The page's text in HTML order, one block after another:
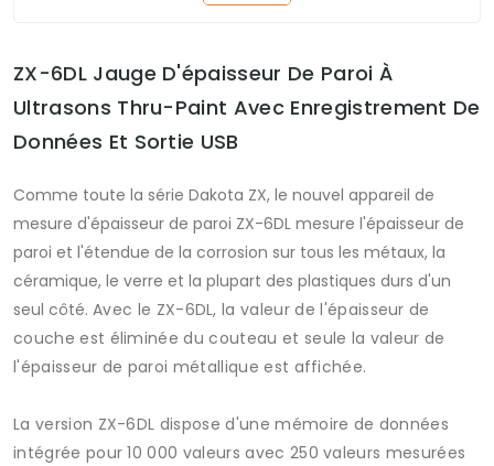
ZX-6DL Jauge D'épaisseur De Paroi À
Ultrasons Thru-Paint Avec Enregistrement De
Données Et Sortie USB
Comme toute la série Dakota ZX, le nouvel appareil de
mesure d'épaisseur de paroi ZX-6DL mesure l'épaisseur de
paroi et l'étendue de la corrosion sur tous les métaux, la
céramique, le verre et la plupart des plastiques durs d'un
seul côté. Avec le ZX-6DL, la valeur de l'épaisseur de
couche est éliminée du couteau et seule la valeur de
l'épaisseur de paroi métallique est affichée.
La version ZX-6DL dispose d'une mémoire de données
intégrée pour 10 000 valeurs avec 250 valeurs mesurées